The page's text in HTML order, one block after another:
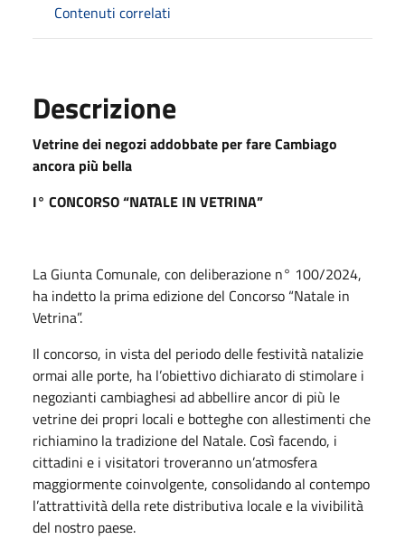
Contenuti correlati
Descrizione
Vetrine dei negozi addobbate per fare Cambiago
ancora più bella
I° CONCORSO “NATALE IN VETRINA”
La Giunta Comunale, con deliberazione n° 100/2024,
ha indetto la prima edizione del Concorso “Natale in
Vetrina”.
Il concorso, in vista del periodo delle festività natalizie
ormai alle porte, ha l’obiettivo dichiarato di stimolare i
negozianti cambiaghesi ad abbellire ancor di più le
vetrine dei propri locali e botteghe con allestimenti che
richiamino la tradizione del Natale. Così facendo, i
cittadini e i visitatori troveranno un’atmosfera
maggiormente coinvolgente, consolidando al contempo
l’attrattività della rete distributiva locale e la vivibilità
del nostro paese.